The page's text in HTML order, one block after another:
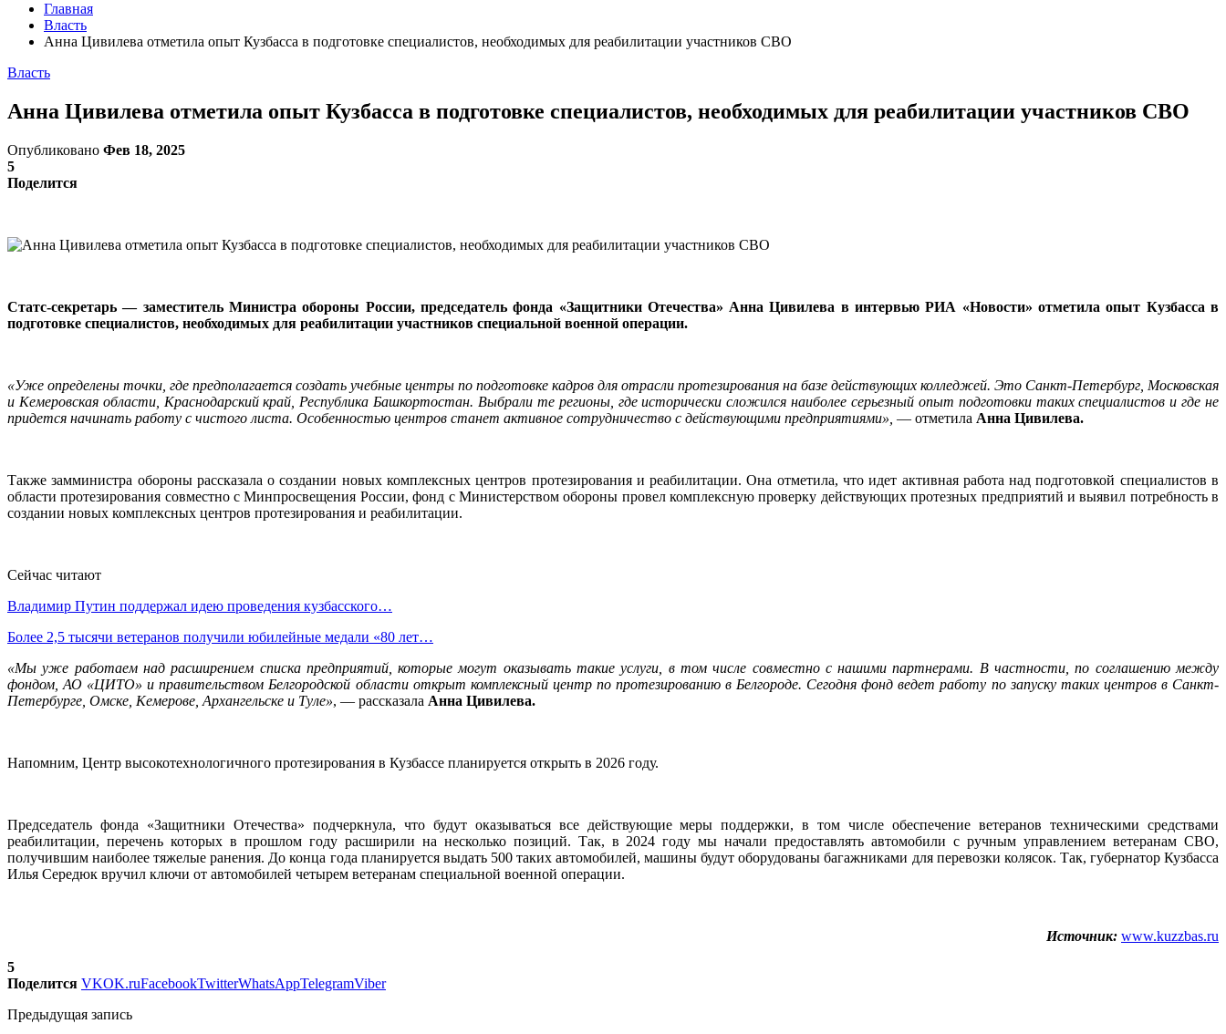
Главная
Власть
Анна Цивилева отметила опыт Кузбасса в подготовке специалистов, необходимых для реабилитации участников СВО
Власть
Анна Цивилева отметила опыт Кузбасса в подготовке специалистов, необходимых для реабилитации участников СВО
Опубликовано Фев 18, 2025
5
Поделится
Статс-секретарь — заместитель Министра обороны России, председатель фонда «Защитники Отечества» Анна Цивилева в интервью РИА «Новости» отметила опыт Кузбасса в
подготовке специалистов, необходимых для реабилитации участников специальной военной операции.
«Уже определены точки, где предполагается создать учебные центры по подготовке кадров для отрасли протезирования на базе действующих колледжей. Это Санкт-Петербург, Московская
и Кемеровская области, Краснодарский край, Республика Башкортостан. Выбрали те регионы, где исторически сложился наиболее серьезный опыт подготовки таких специалистов и где не
придется начинать работу с чистого листа. Особенностью центров станет активное сотрудничество с действующими предприятиями», — отметила Анна Цивилева.
Также замминистра обороны рассказала о создании новых комплексных центров протезирования и реабилитации. Она отметила, что идет активная работа над подготовкой специалистов в
области протезирования совместно с Минпросвещения России, фонд с Министерством обороны провел комплексную проверку действующих протезных предприятий и выявил потребность в
создании новых комплексных центров протезирования и реабилитации.
Сейчас читают
Владимир Путин поддержал идею проведения кузбасского…
Более 2,5 тысячи ветеранов получили юбилейные медали «80 лет…
«Мы уже работаем над расширением списка предприятий, которые могут оказывать такие услуги, в том числе совместно с нашими партнерами. В частности, по соглашению между
фондом, АО «ЦИТО» и правительством Белгородской области открыт комплексный центр по протезированию в Белгороде. Сегодня фонд ведет работу по запуску таких центров в Санкт-
Петербурге, Омске, Кемерове, Архангельске и Туле», — рассказала Анна Цивилева.
Напомним, Центр высокотехнологичного протезирования в Кузбассе планируется открыть в 2026 году.
Председатель фонда «Защитники Отечества» подчеркнула, что будут оказываться все действующие меры поддержки, в том числе обеспечение ветеранов техническими средствами
реабилитации, перечень которых в прошлом году расширили на несколько позиций. Так, в 2024 году мы начали предоставлять автомобили с ручным управлением ветеранам СВО,
получившим наиболее тяжелые ранения. До конца года планируется выдать 500 таких автомобилей, машины будут оборудованы багажниками для перевозки колясок. Так, губернатор Кузбасса
Илья Середюк вручил ключи от автомобилей четырем ветеранам специальной военной операции.
Источник: www.kuzzbas.ru
5
Поделится VKOK.ruFacebookTwitterWhatsAppTelegramViber
Предыдущая запись